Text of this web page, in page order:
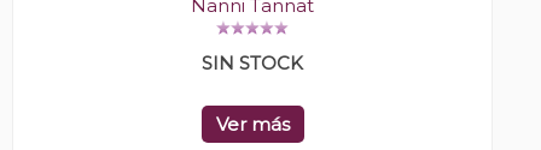
Nanni Tannat
SIN STOCK
Ver más